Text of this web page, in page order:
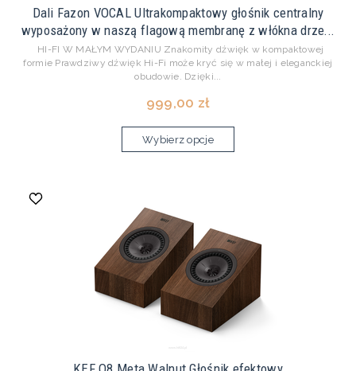
Dali Fazon VOCAL Ultrakompaktowy głośnik centralny
wyposażony w naszą flagową membranę z włókna drze...
HI-FI W MAŁYM WYDANIU Znakomity dźwięk w kompaktowej
formie Prawdziwy dźwięk Hi-Fi może kryć się w małej i eleganckiej
obudowie. Dzięki...
999,00 zł
Wybierz opcje